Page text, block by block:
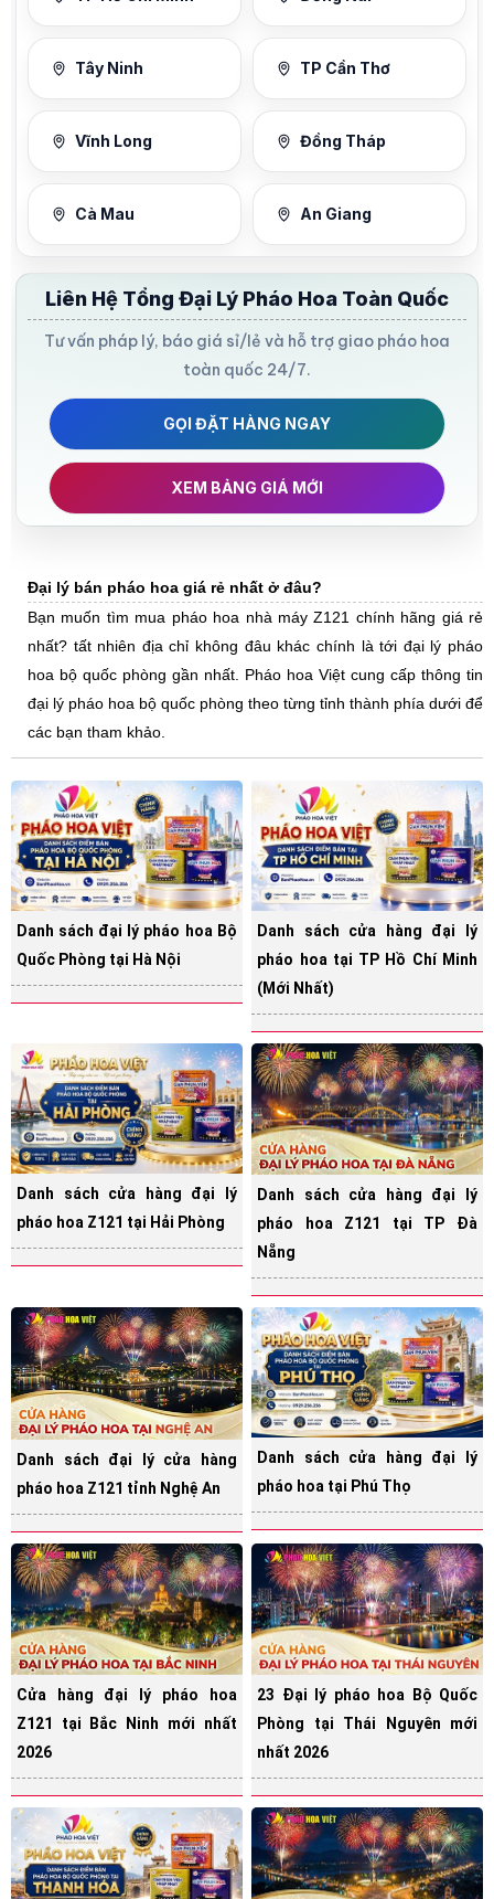
Tây Ninh TP Cần Thơ
Vĩnh Long Đồng Tháp
Cà Mau An Giang
Liên Hệ Tổng Đại Lý Pháo Hoa Toàn Quốc
Tư vấn pháp lý, báo giá sỉ/lẻ và hỗ trợ giao pháo hoa
toàn quốc 24/7.
GỌI ĐẶT HÀNG NGAY
XEM BẢNG GIÁ MỚI
Đại lý bán pháo hoa giá rẻ nhất ở đâu?
Bạn muốn tìm mua pháo hoa nhà máy Z121 chính hãng giá rẻ
nhất? tất nhiên địa chỉ không đâu khác chính là tới đại lý pháo
hoa bộ quốc phòng gần nhất. Pháo hoa Việt cung cấp thông tin
đại lý pháo hoa bộ quốc phòng theo từng tỉnh thành phía dưới để
các bạn tham khảo.
Danh sách đại lý pháo hoa Bộ
Quốc Phòng tại Hà Nội
Danh sách cửa hàng đại lý
pháo hoa tại TP Hồ Chí Minh
(Mới Nhất)
Danh sách cửa hàng đại lý
pháo hoa Z121 tại Hải Phòng
Danh sách cửa hàng đại lý
pháo hoa Z121 tại TP Đà
Nẵng
Danh sách đại lý cửa hàng
pháo hoa Z121 tỉnh Nghệ An
Danh sách cửa hàng đại lý
pháo hoa tại Phú Thọ
Cửa hàng đại lý pháo hoa
Z121 tại Bắc Ninh mới nhất
2026
23 Đại lý pháo hoa Bộ Quốc
Phòng tại Thái Nguyên mới
nhất 2026